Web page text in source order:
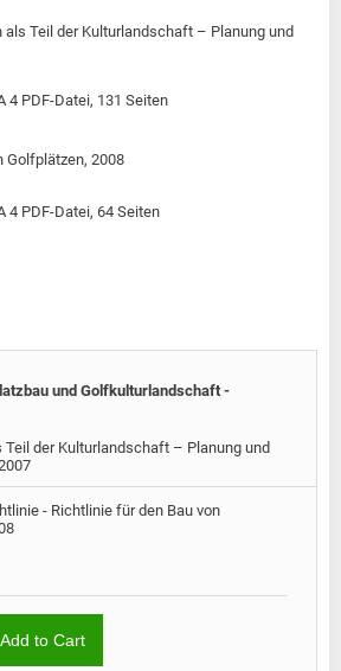
als Teil der Kulturlandschaft – Planung und
4 PDF-Datei, 131 Seiten
Golfplätzen, 2008
4 PDF-Datei, 64 Seiten
und Golfkulturlandschaft -
Teil der Kulturlandschaft – Planung und
- Richtlinie für den Bau von
Add to Cart